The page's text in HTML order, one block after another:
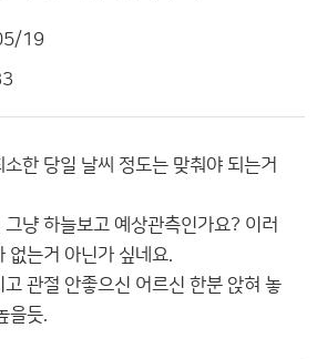
19
한 당일 날씨 정도는 맞춰야 되는거
냥 하늘보고 예상관측인가요? 이러
없는거 아닌가 싶네요.
관절 안좋으신 어르신 한분 앉혀 놓
을듯.